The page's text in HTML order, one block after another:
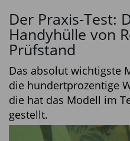
Der Praxis-Test:
Handyhülle von
Prüfstand
Das absolut wichtigste
die hundertprozentige
die hat das Modell im
gestellt.